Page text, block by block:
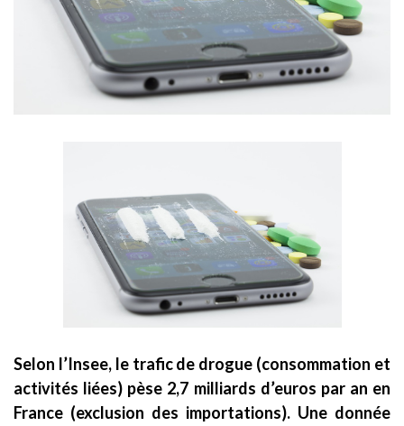
Selon l’Insee, le trafic de drogue (consommation et
activités liées) pèse 2,7 milliards d’euros par an en
France (exclusion des importations). Une donnée